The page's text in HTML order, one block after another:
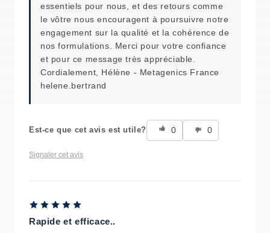
essentiels pour nous, et des retours comme
le vôtre nous encouragent à poursuivre notre
engagement sur la qualité et la cohérence de
nos formulations. Merci pour votre confiance
et pour ce message très appréciable.
Cordialement, Hélène - Metagenics France
helene.bertrand
Est-ce que cet avis est utile? 0 0
Signaler cet avis
Rapide et efficace..